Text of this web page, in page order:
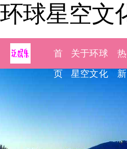
环球星空文
首
页
关于环球
星空文化